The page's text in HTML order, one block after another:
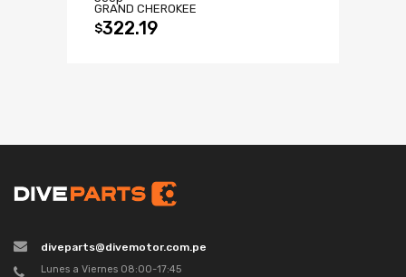
GRAND CHEROKEE
$322.19
diveparts@divemotor.com.pe
Lunes a Viernes 08:00-17:45